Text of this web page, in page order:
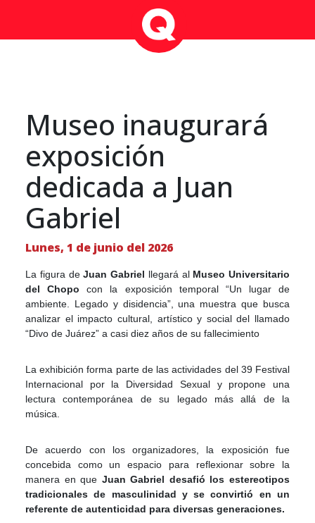
Museo inaugurará
exposición
dedicada a Juan
Gabriel
Lunes, 1 de junio del 2026
La figura deJuan Gabriel llegará al Museo Universitario
del Chopocon la exposición temporal “Un lugar de
ambiente. Legado y disidencia”, una muestra que busca
analizar el impacto cultural, artístico y social del llamado
“Divo de Juárez” a casi diez años de su fallecimiento
La exhibición forma parte de las actividades del 39 Festival
Internacional por la Diversidad Sexual y propone una
lectura contemporánea de su legado más allá de la
música.
De acuerdo con los organizadores, la exposición fue
concebida como un espacio para reflexionar sobre la
manera en que Juan Gabriel desafió los estereotipos
tradicionales de masculinidad y se convirtió en un
referente de autenticidad para diversas generaciones.